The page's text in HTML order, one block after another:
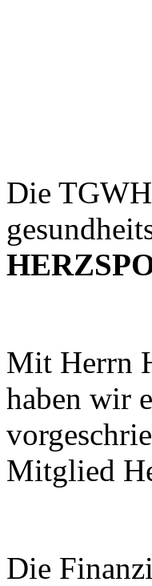
Die
Mit Herrn
haben wir
Mitglied
Die